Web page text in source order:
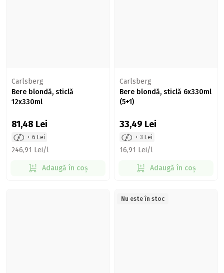
Carlsberg
Bere blondă, sticlă
12x330ml
81,48 Lei
+ 6 Lei
246,91 Lei/l
Adaugă în coș
Carlsberg
Bere blondă, sticlă 6x330ml
(5+1)
33,49 Lei
+ 3 Lei
16,91 Lei/l
Adaugă în coș
Nu este în stoc